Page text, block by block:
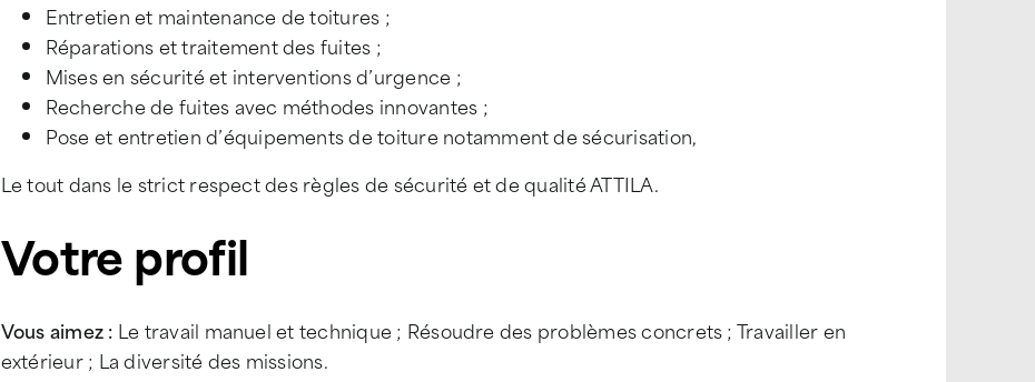
Entretien et maintenance de toitures ;
Réparations et traitement des fuites ;
Mises en sécurité et interventions d’urgence ;
Recherche de fuites avec méthodes innovantes ;
Pose et entretien d’équipements de toiture notamment de sécurisation,
Le tout dans le strict respect des règles de sécurité et de qualité ATTILA.
Votre profil
Vous aimez : Le travail manuel et technique ; Résoudre des problèmes concrets ; Travailler en
extérieur ; La diversité des missions.